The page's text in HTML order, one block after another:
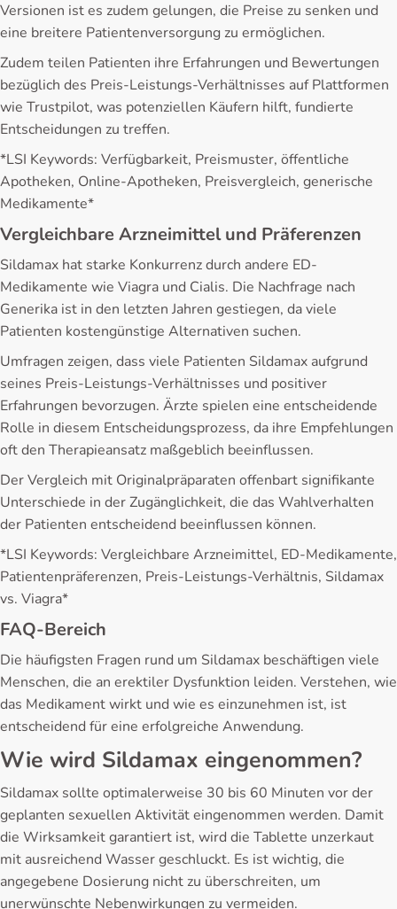
Versionen ist es zudem gelungen, die Preise zu senken und
eine breitere Patientenversorgung zu ermöglichen.
Zudem teilen Patienten ihre Erfahrungen und Bewertungen
bezüglich des Preis-Leistungs-Verhältnisses auf Plattformen
wie Trustpilot, was potenziellen Käufern hilft, fundierte
Entscheidungen zu treffen.
*LSI Keywords: Verfügbarkeit, Preismuster, öffentliche
Apotheken, Online-Apotheken, Preisvergleich, generische
Medikamente*
Vergleichbare Arzneimittel und Präferenzen
Sildamax hat starke Konkurrenz durch andere ED-
Medikamente wie Viagra und Cialis. Die Nachfrage nach
Generika ist in den letzten Jahren gestiegen, da viele
Patienten kostengünstige Alternativen suchen.
Umfragen zeigen, dass viele Patienten Sildamax aufgrund
seines Preis-Leistungs-Verhältnisses und positiver
Erfahrungen bevorzugen. Ärzte spielen eine entscheidende
Rolle in diesem Entscheidungsprozess, da ihre Empfehlungen
oft den Therapieansatz maßgeblich beeinflussen.
Der Vergleich mit Originalpräparaten offenbart signifikante
Unterschiede in der Zugänglichkeit, die das Wahlverhalten
der Patienten entscheidend beeinflussen können.
*LSI Keywords: Vergleichbare Arzneimittel, ED-Medikamente,
Patientenpräferenzen, Preis-Leistungs-Verhältnis, Sildamax
vs. Viagra*
FAQ-Bereich
Die häufigsten Fragen rund um Sildamax beschäftigen viele
Menschen, die an erektiler Dysfunktion leiden. Verstehen, wie
das Medikament wirkt und wie es einzunehmen ist, ist
entscheidend für eine erfolgreiche Anwendung.
Wie wird Sildamax eingenommen?
Sildamax sollte optimalerweise 30 bis 60 Minuten vor der
geplanten sexuellen Aktivität eingenommen werden. Damit
die Wirksamkeit garantiert ist, wird die Tablette unzerkaut
mit ausreichend Wasser geschluckt. Es ist wichtig, die
angegebene Dosierung nicht zu überschreiten, um
unerwünschte Nebenwirkungen zu vermeiden.